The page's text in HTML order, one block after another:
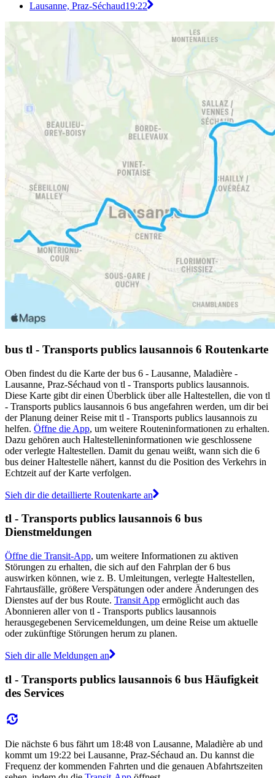
Lausanne, Praz-Séchaud19:22
bus tl - Transports publics lausannois 6 Routenkarte
Oben findest du die Karte der bus 6 - Lausanne, Maladière -
Lausanne, Praz-Séchaud von tl - Transports publics lausannois.
Diese Karte gibt dir einen Überblick über alle Haltestellen, die von tl
- Transports publics lausannois 6 bus angefahren werden, um dir bei
der Planung deiner Reise mit tl - Transports publics lausannois zu
helfen. Öffne die App, um weitere Routeninformationen zu erhalten.
Dazu gehören auch Haltestelleninformationen wie geschlossene
oder verlegte Haltestellen. Damit du genau weißt, wann sich die 6
bus deiner Haltestelle nähert, kannst du die Position des Verkehrs in
Echtzeit auf der Karte verfolgen.
Sieh dir die detaillierte Routenkarte an
tl - Transports publics lausannois 6 bus
Dienstmeldungen
Öffne die Transit-App, um weitere Informationen zu aktiven
Störungen zu erhalten, die sich auf den Fahrplan der 6 bus
auswirken können, wie z. B. Umleitungen, verlegte Haltestellen,
Fahrtausfälle, größere Verspätungen oder andere Änderungen des
Dienstes auf der bus Route. Transit App ermöglicht auch das
Abonnieren aller von tl - Transports publics lausannois
herausgegebenen Servicemeldungen, um deine Reise um aktuelle
oder zukünftige Störungen herum zu planen.
Sieh dir alle Meldungen an
tl - Transports publics lausannois 6 bus Häufigkeit
des Services
Die nächste 6 bus fährt um 18:48 von Lausanne, Maladière ab und
kommt um 19:22 bei Lausanne, Praz-Séchaud an. Du kannst die
Frequenz der kommenden Fahrten und die genauen Abfahrtszeiten